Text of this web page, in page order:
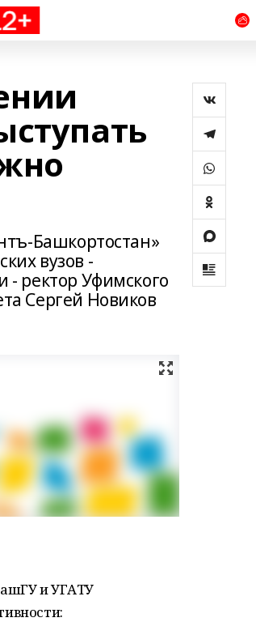
Башкортостан»
вузов -
ректор Уфимского
Сергей Новиков
и УГАТУ